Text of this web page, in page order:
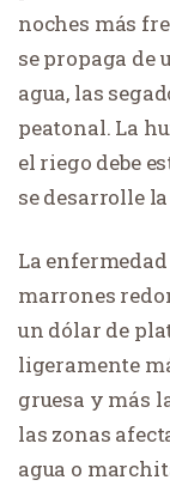
noches más
se propaga de
agua, las
peatonal. La
el riego debe
se desarrolle
La
marrones
un dólar de
ligeramente
gruesa y más
las zonas
agua o